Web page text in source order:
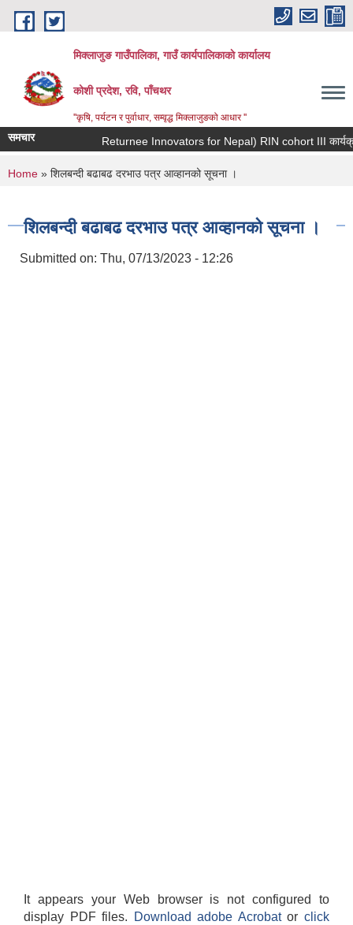
Skip to main content
मिक्लाजुङ गाउँपालिका, गाउँ कार्यपालिकाकाे कार्यालय
कोशी प्रदेश, रवि, पाँचथर
''कृषि, पर्यटन र पुर्वाधार, सम्वृद्ध मिक्लाजुङको आधार ''
समचार
You are here
Home » शिलबन्दी बढाबढ दरभाउ पत्र आव्हानको सूचना ।
शिलबन्दी बढाबढ दरभाउ पत्र आव्हानको सूचना ।
Submitted on: Thu, 07/13/2023 - 12:26
It appears your Web browser is not configured to
display PDF files.
Download adobe Acrobatorclick